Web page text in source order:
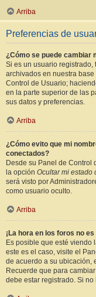
Arriba
Preferencias de
¿Cómo se puede cambiar
Si es un usuario registrado,
archivados en nuestra
Control de Usuario;
en la parte superior de las
sus datos y preferencias.
Arriba
¿Cómo evito que mi
conectados?
Desde su Panel de Control
la opción Ocultar mi estado
será visto por
como usuario oculto.
Arriba
¡La hora en los foros no
Es posible que esté viendo
este es el caso, visite el
de acuerdo a su ubicación,
Recuerde que para
debe estar registrado. Si